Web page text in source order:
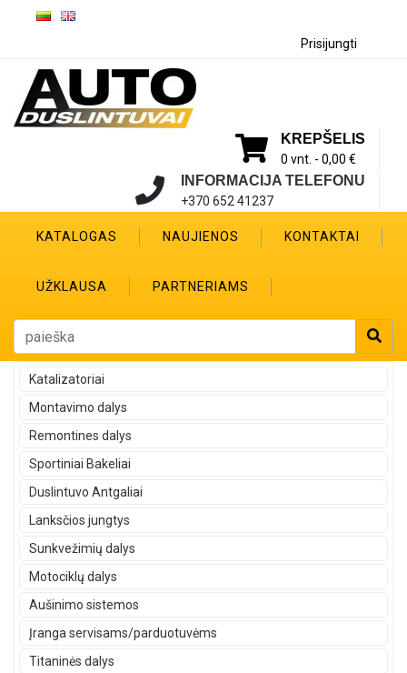
Prisijungti
KREPŠELIS
0 vnt. - 0,00 €
INFORMACIJA TELEFONU
+370 652 41237
KATALOGAS NAUJIENOS KONTAKTAI
UŽKLAUSA PARTNERIAMS
Katalizatoriai
Montavimo dalys
Remontines dalys
Sportiniai Bakeliai
Duslintuvo Antgaliai
Lanksčios jungtys
Sunkvežimių dalys
Motociklų dalys
Aušinimo sistemos
Įranga servisams/parduotuvėms
Titaninės dalys